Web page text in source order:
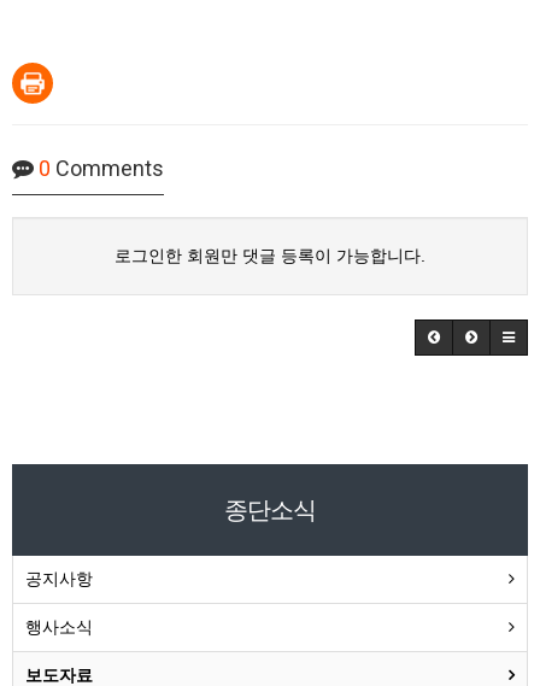
0 Comments
로그인한 회원만 댓글 등록이 가능합니다.
종단소식
공지사항
행사소식
보도자료